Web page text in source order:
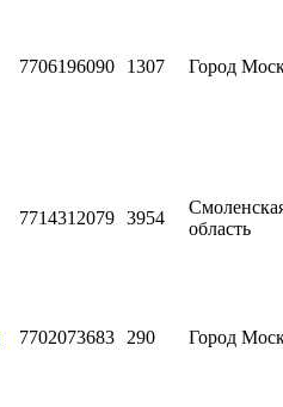
7706196090 1307 Город
7714312079 3954
область
7702073683 290 Город